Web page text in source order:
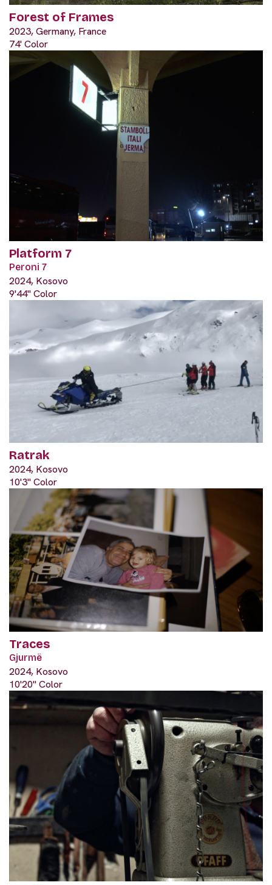
Forest of Frames
2023, Germany, France
74' Color
Platform 7
Peroni 7
2024, Kosovo
9'44" Color
Ratrak
2024, Kosovo
10'3" Color
Traces
Gjurmë
2024, Kosovo
10'20" Color